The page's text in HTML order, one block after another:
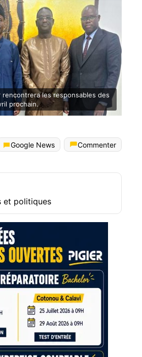
rencontrera les responsables des
prochain.
Google News
Commenter
et politiques